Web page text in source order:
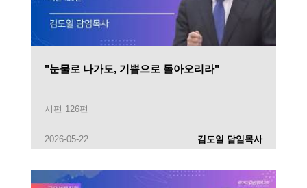
"눈물로 나가도, 기쁨으로 돌아오리라"
시편 126편
2026-05-22 김도일 담임목사